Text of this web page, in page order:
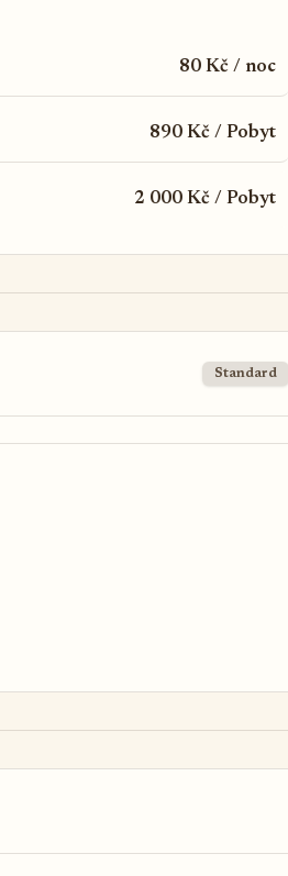
80 Kč / noc
890 Kč / Pobyt
2 000 Kč / Pobyt
Standard